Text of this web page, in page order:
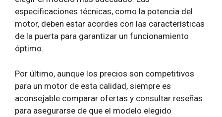
especificaciones técnicas, como la potencia del
motor, deben estar acordes con las características
de la puerta para garantizar un funcionamiento
óptimo.
Por último, aunque los precios son competitivos
para un motor de esta calidad, siempre es
aconsejable comparar ofertas y consultar reseñas
para asegurarse de que el modelo elegido